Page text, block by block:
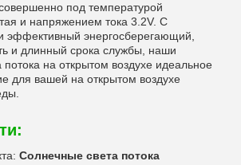
под температурой
и напряжением тока 3.2V. С
эффективный энергосберегающий,
и длинный срока службы, наши
потока на открытом воздухе идеальное
для вашей на открытом воздухе
Солнечные света потока